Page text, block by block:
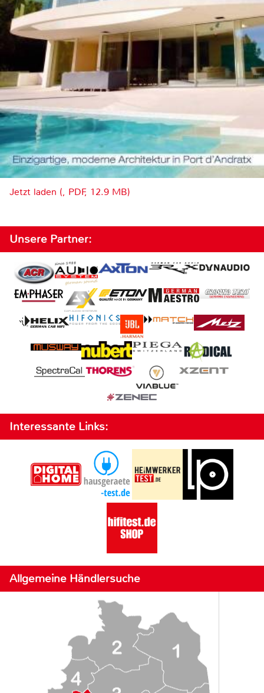
Jetzt laden (, PDF, 12.9 MB)
Unsere Partner:
Interessante Links:
Allgemeine Händlersuche